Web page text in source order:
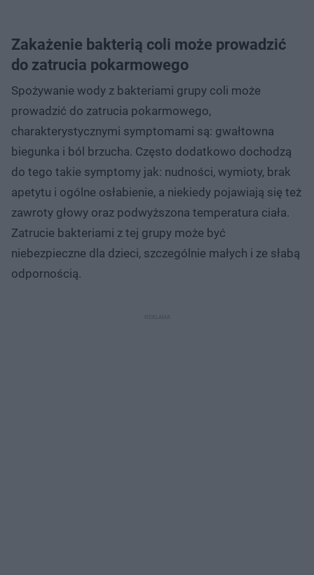
Zakażenie bakterią coli może prowadzić
do zatrucia pokarmowego
Spożywanie wody z bakteriami grupy coli może
prowadzić do zatrucia pokarmowego,
charakterystycznymi symptomami są: gwałtowna
biegunka i ból brzucha. Często dodatkowo dochodzą
do tego takie symptomy jak: nudności, wymioty, brak
apetytu i ogólne osłabienie, a niekiedy pojawiają się też
zawroty głowy oraz podwyższona temperatura ciała.
Zatrucie bakteriami z tej grupy może być
niebezpieczne dla dzieci, szczególnie małych i ze słabą
odpornością.